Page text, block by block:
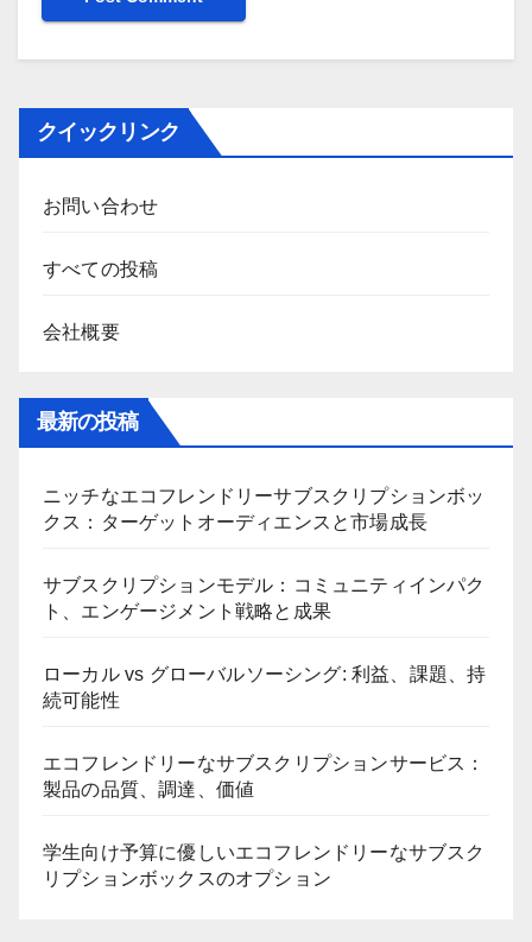
クイックリンク
お問い合わせ
すべての投稿
会社概要
最新の投稿
ニッチなエコフレンドリーサブスクリプションボッ
クス：ターゲットオーディエンスと市場成長
サブスクリプションモデル：コミュニティインパク
ト、エンゲージメント戦略と成果
ローカル vs グローバルソーシング: 利益、課題、持
続可能性
エコフレンドリーなサブスクリプションサービス：
製品の品質、調達、価値
学生向け予算に優しいエコフレンドリーなサブスク
リプションボックスのオプション